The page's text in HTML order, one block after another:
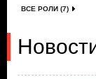
ВСЕ РОЛИ (7)